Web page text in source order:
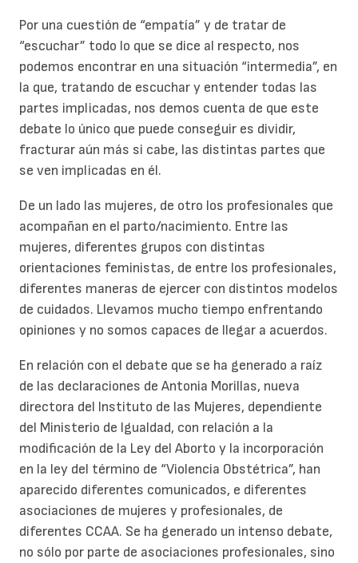
Por una cuestión de “empatía” y de tratar de
“escuchar” todo lo que se dice al respecto, nos
podemos encontrar en una situación “intermedia”, en
la que, tratando de escuchar y entender todas las
partes implicadas, nos demos cuenta de que este
debate lo único que puede conseguir es dividir,
fracturar aún más si cabe, las distintas partes que
se ven implicadas en él.
De un lado las mujeres, de otro los profesionales que
acompañan en el parto/nacimiento. Entre las
mujeres, diferentes grupos con distintas
orientaciones feministas, de entre los profesionales,
diferentes maneras de ejercer con distintos modelos
de cuidados. Llevamos mucho tiempo enfrentando
opiniones y no somos capaces de llegar a acuerdos.
En relación con el debate que se ha generado a raíz
de las declaraciones de Antonia Morillas, nueva
directora del Instituto de las Mujeres, dependiente
del Ministerio de Igualdad, con relación a la
modificación de la Ley del Aborto y la incorporación
en la ley del término de “Violencia Obstétrica”, han
aparecido diferentes comunicados, e diferentes
asociaciones de mujeres y profesionales, de
diferentes CCAA. Se ha generado un intenso debate,
no sólo por parte de asociaciones profesionales, sino